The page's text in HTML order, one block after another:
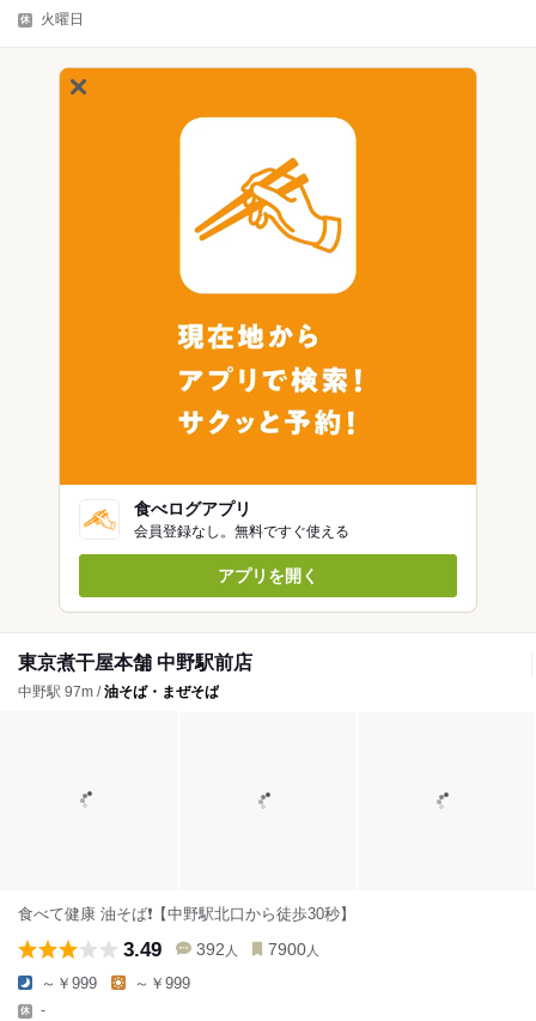
火曜日
食べログアプリ
会員登録なし。無料ですぐ使える
アプリを開く
東京煮干屋本舗 中野駅前店
中野駅 97m /油そば・まぜそば
食べて健康 油そば❗️【中野駅北口から徒歩30秒】
3.49 392 人 7900 人
～￥999 ～￥999
-